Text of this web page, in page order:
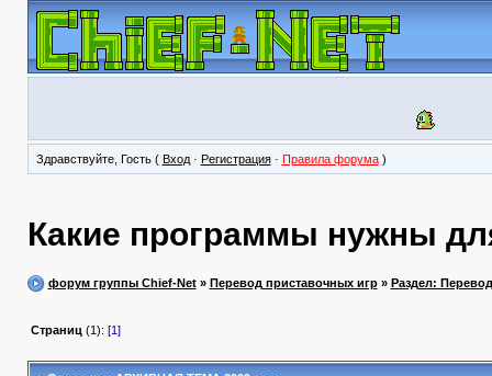
Здравствуйте, Гость ( Вход· Регистрация· Правила форума)
Какие программы нужны
форум группы Chief-Net» Перевод приставочных игр» Раздел:
Страниц (1): [1]